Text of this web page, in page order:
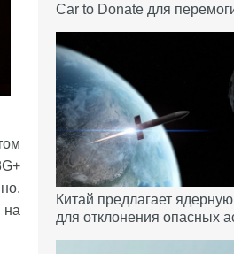
на
Car to Donate для
Китай предлагает
для отклонения опасных